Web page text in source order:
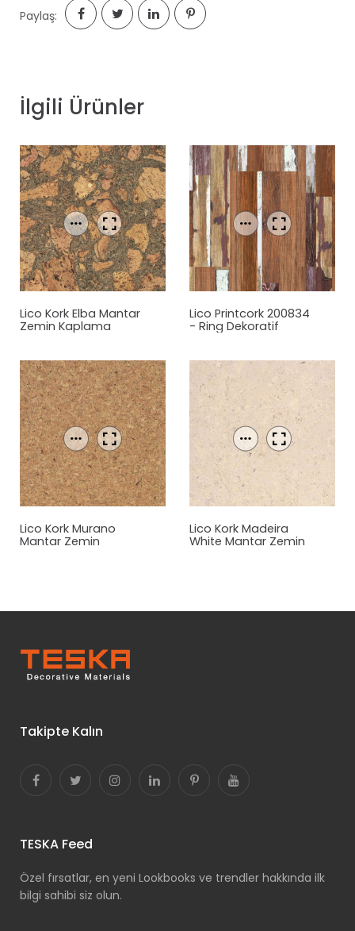
Paylaş:
İlgili Ürünler
Lico Kork Elba Mantar
Zemin Kaplama
Lico Printcork 200834
- Ring Dekoratif
Lico Kork Murano
Mantar Zemin
Lico Kork Madeira
White Mantar Zemin
Takipte Kalın
TESKA Feed
Özel fırsatlar, en yeni Lookbooks ve trendler hakkında ilk
bilgi sahibi siz olun.